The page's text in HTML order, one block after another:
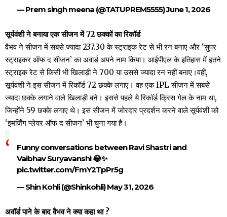
— Prem singh meena (@TATUPREM5555)June 1, 2026
सूर्यवंशी ने बनाया एक सीजन में 72 छक्कों का रिकॉर्ड
वैभव ने सीजन में सबसे ज्यादा 237.30 के स्ट्राइक रेट से भी रन बनाए और ‘सुपर
स्ट्राइकर ऑफ द सीजन’ का अवार्ड अपने नाम किया। आईपीएल के इतिहास में इतने
स्ट्राइक रेट से किसी भी खिलाड़ी ने 700 या उससे ज्यादा रन नहीं बनाए।वहीं,
सूर्यवंशी ने इस सीजन में रिकॉर्ड 72 छक्के लगाए। वह एक IPL सीजन में सबसे
ज्यादा छक्के लगाने वाले खिलाड़ी बने। इससे पहले ये रिकॉर्ड क्रिस गेल के नाम था,
जिन्होंने 59 छक्के लगाए थे। इस सीजन में जोरदार प्रदर्शन करने वाले सूर्यवंशी को
‘इमर्जिंग प्लेयर ऑफ द सीजन’ भी चुना गया है।
Funny conversations between Ravi Shastri and
Vaibhav Suryavanshi 😂✨
pic.twitter.com/FmY2TpPr5g
— Shin Kohli (@Shinkohli)May 31, 2026
अवॉर्ड पाने के बाद वैभव ने क्या कहा था ?